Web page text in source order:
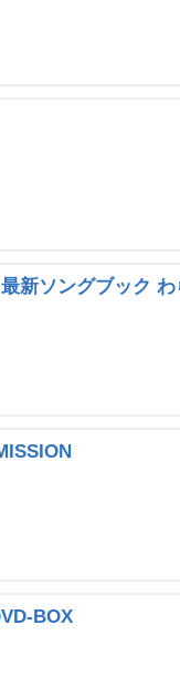
新ソングブック
BOX